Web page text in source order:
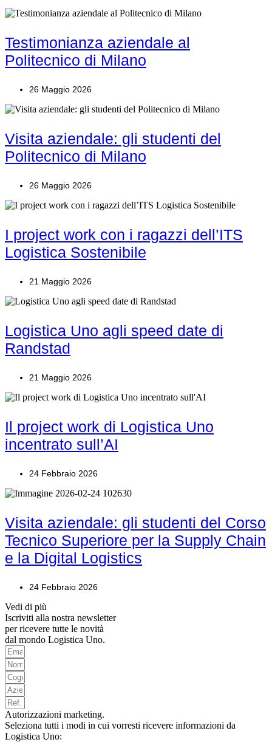
Testimonianza aziendale al
Politecnico di Milano
26 Maggio 2026
Visita aziendale: gli studenti del
Politecnico di Milano
26 Maggio 2026
I project work con i ragazzi dell’ITS
Logistica Sostenibile
21 Maggio 2026
Logistica Uno agli speed date di
Randstad
21 Maggio 2026
Il project work di Logistica Uno
incentrato sull’AI
24 Febbraio 2026
Visita aziendale: gli studenti del Corso
Tecnico Superiore per la Supply Chain
e la Digital Logistics
24 Febbraio 2026
Vedi di più
Iscriviti alla nostra newsletter
per ricevere tutte le novità
dal mondo Logistica Uno.
Autorizzazioni marketing.
Seleziona tutti i modi in cui vorresti ricevere informazioni da
Logistica Uno: